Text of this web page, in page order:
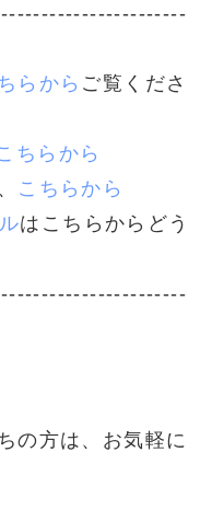
らから ご覧くださ
ちらから
こちらから
はこちらからどう
の方は、お気軽に